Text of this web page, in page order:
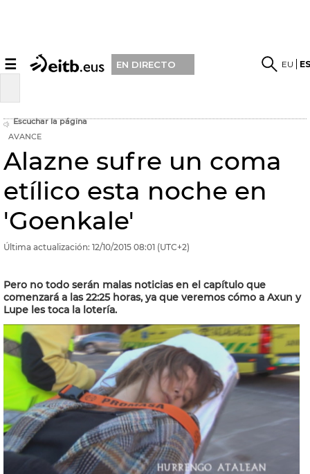
☰ EN DIRECTO EU
Escuchar la página
AVANCE
Alazne sufre un coma
etílico esta noche en
'Goenkale'
Última actualización: 12/10/2015 08:01 (UTC+2)
Pero no todo serán malas noticias en el capítulo que
comenzará a las 22:25 horas, ya que veremos cómo a Axun y
Lupe les toca la lotería.